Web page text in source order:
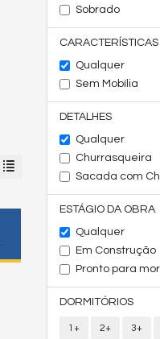
Sobrado
CARACTERÍSTICAS
Qualquer
Sem Mobília
DETALHES
Qualquer
Churrasqueira
Sacada com
ESTÁGIO DA OBRA
Qualquer
Em Construção
Pronto para
DORMITÓRIOS
1+ 2+ 3+